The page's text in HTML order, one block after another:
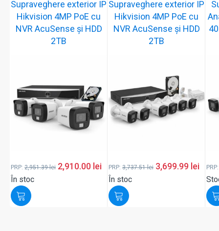
Supraveghere exterior IP
Hikvision 4MP PoE cu
NVR AcuSense și HDD
2TB
PRP: 2,951.39lei 2,910.00 lei
În stoc
Supraveghere exterior IP
Hikvision 4MP PoE cu
NVR AcuSense și HDD
2TB
PRP: 3,737.51lei 3,699.99 lei
În stoc